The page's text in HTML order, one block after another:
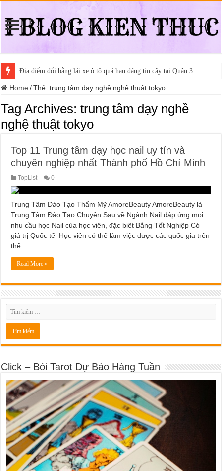
Địa điểm đổi bằng lái xe ô tô quá hạn đáng tin cậy tại Quận 3
Home / Thẻ:trung tâm dạy nghề nghệ thuật tokyo
Tag Archives:trung tâm dạy nghề
nghệ thuật tokyo
Top 11 Trung tâm dạy học nail uy tín và
chuyên nghiệp nhất Thành phố Hồ Chí Minh
TopList 0
Trung Tâm Đào Tạo Thẩm Mỹ AmoreBeauty AmoreBeauty là
Trung Tâm Đào Tạo Chuyên Sau về Ngành Nail đáp ứng mọi
nhu cầu học Nail của học viên, đặc biêt Bằng Tốt Nghiệp Có
giá trị Quốc tế, Học viên có thể làm việc được các quốc gia trên
thế …
Read More »
Click – Bói Tarot Dự Báo Hàng Tuần